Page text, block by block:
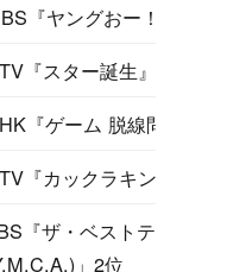
『ヤングおー！おー！
『スター誕生』
『ゲーム 脱線問答』
『カックラキン大放送
『ザ・ベストテン』「
」2位